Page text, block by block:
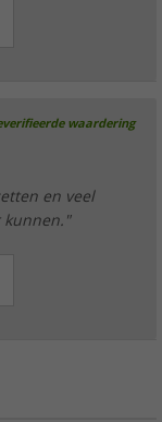
waardering
en veel
kunnen."